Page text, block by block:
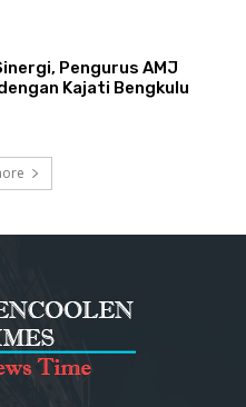
Pengurus AMJ
Kajati Bengkulu